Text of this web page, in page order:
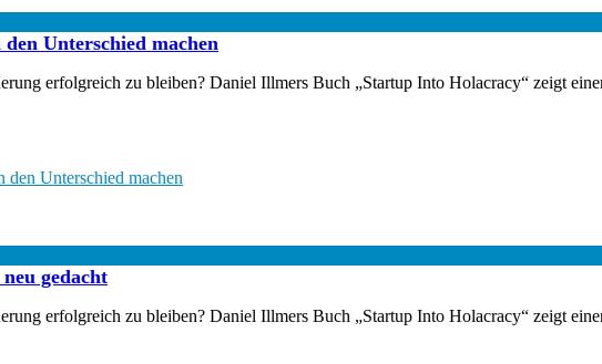
Unterschied machen
erfolgreich zu bleiben? Daniel Illmers Buch „Startup Into Holacracy“ zeigt
den Unterschied machen
gedacht
erfolgreich zu bleiben? Daniel Illmers Buch „Startup Into Holacracy“ zeigt